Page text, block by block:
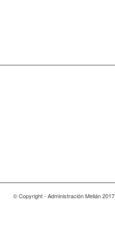
© Copyright - Administración Melián 2017